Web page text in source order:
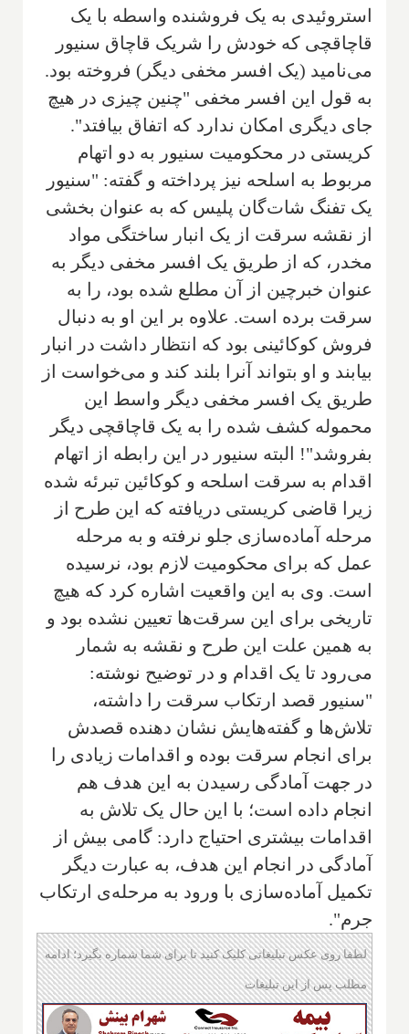
استروئیدی به یک فروشنده واسطه با یک
قاچاقچی که خودش را شریک قاچاق سنیور
می‌نامید (یک افسر مخفی دیگر) فروخته بود.
به قول این افسر مخفی "چنین چیزی در هیچ
جای دیگری امکان ندارد که اتفاق بیافتد".
کریستی در محکومیت سنیور به دو اتهام
مربوط به اسلحه نیز پرداخته و گفته: "سنیور
یک تفنگ شات‌گان پلیس که به عنوان بخشی
از نقشه سرقت از یک انبار ساختگی مواد
مخدر، که از طریق یک افسر مخفی دیگر به
عنوان خبرچین از آن مطلع شده بود، را به
سرقت برده است. علاوه بر این او به دنبال
فروش کوکائینی بود که انتظار داشت در انبار
بیابند و او بتواند آنرا بلند کند و می‌خواست از
طریق یک افسر مخفی دیگر واسط این
محموله کشف شده را به یک قاچاقچی دیگر
بفروشد"! البته سنیور در این رابطه از اتهام
اقدام به سرقت اسلحه و کوکائین تبرئه شده
زیرا قاضی کریستی دریافته که این طرح از
مرحله آماده‌سازی جلو نرفته و به مرحله
عمل که برای محکومیت لازم بود، نرسیده
است. وی به این واقعیت اشاره کرد که هیچ
تاریخی برای این سرقت‌ها تعیین نشده بود و
به همین علت این طرح و نقشه به شمار
می‌رود تا یک اقدام و در توضیح نوشته:
"سنیور قصد ارتكاب سرقت را داشته،
تلاش‌ها و گفته‌هایش نشان دهنده قصدش
برای انجام سرقت بوده و اقدامات زیادی را
در جهت آمادگی رسیدن به این هدف هم
انجام داده است؛ با این حال یک تلاش به
اقدامات بیشتری احتیاج دارد: گامی بیش از
آمادگی در انجام این هدف، به عبارت دیگر
تکمیل آماده‌سازی با ورود به مرحله‌ی ارتکاب
جرم".
لطفا روی عکس تبلیغاتی کلیک کنید تا برای شما شماره بگیرد؛ ادامه
مطلب پس از این تبلیغات